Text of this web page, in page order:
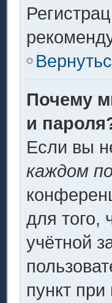
Почему
и
Если вы
каждом
для того,
учётной
пункт